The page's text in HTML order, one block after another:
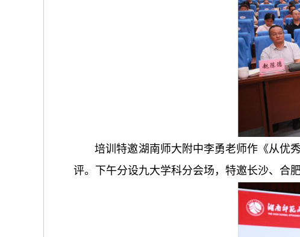
培训特邀湖南师大附中李勇老师作《从优
评。下午分设九大学科分会场，特邀长沙、合